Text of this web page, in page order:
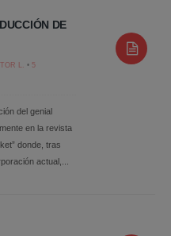
DE
L. • 5
del genial
en la revista
donde, tras
actual,...